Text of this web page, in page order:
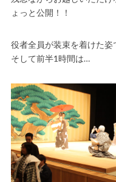
ょっと公開！！
役者全員が装束を着けた姿
そして前半1時間は…